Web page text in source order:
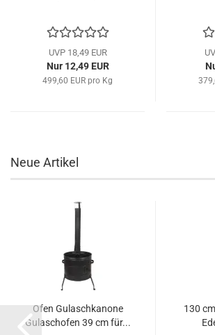
UVP 18,49 EUR
Nur 12,49 EUR
499,60 EUR pro Kg
Neue Artikel
Ofen Gulaschkanone
Gulaschofen 39 cm für...
130